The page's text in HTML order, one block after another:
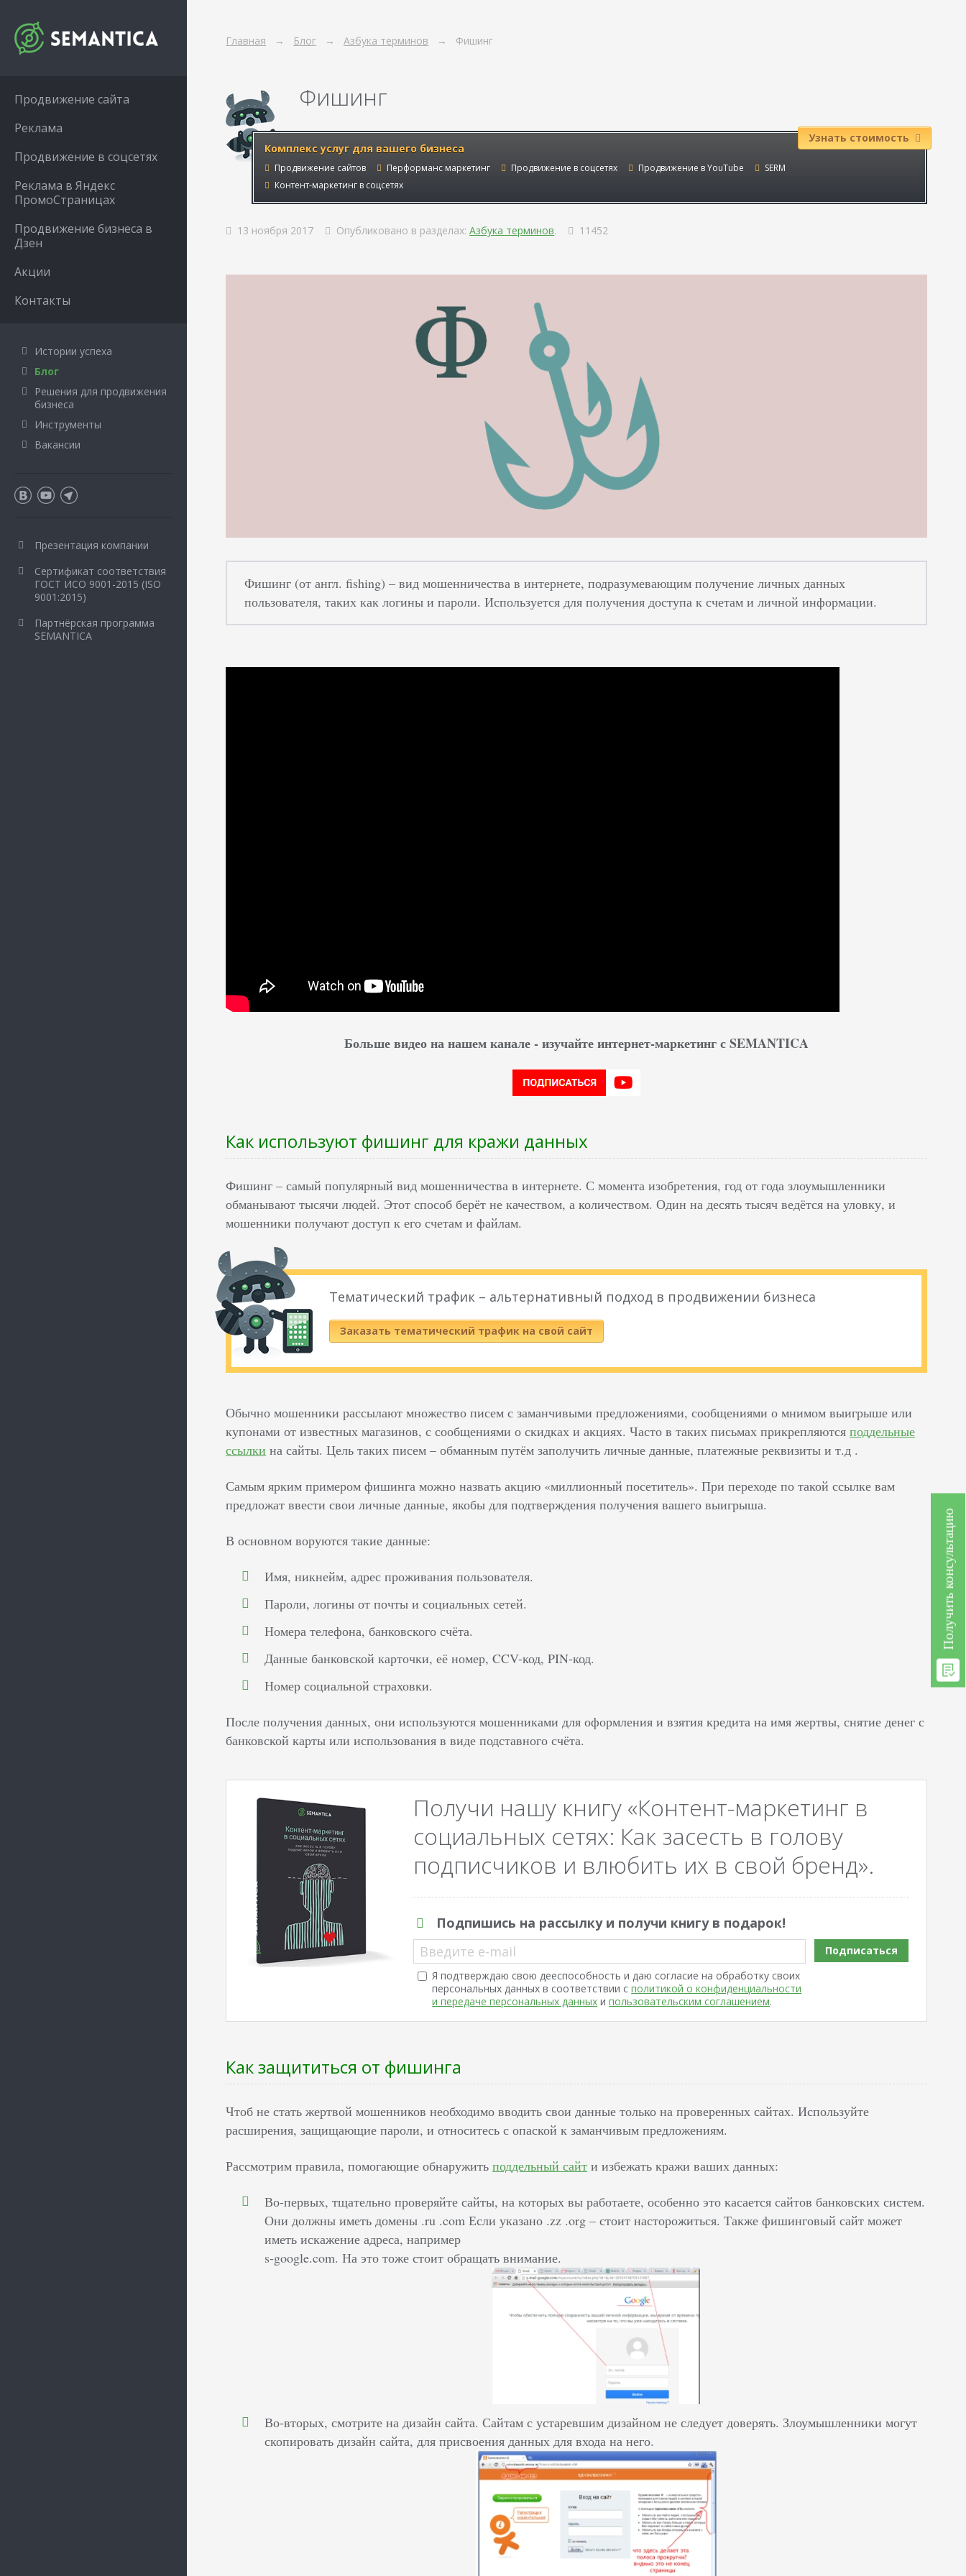
Главная Блог Азбука терминов Фишинг
Фишинг
Комплекс услуг для вашего бизнеса
Продвижение сайтов Перформанс маркетинг Продвижение в соцсетях Продвижение в YouTube
SERM
Контент-маркетинг в соцсетях
Узнать стоимость
13 ноября 2017 Опубликовано в разделах: Азбука терминов. 11452
Фишинг (от англ. fishing) – вид мошенничества в интернете, подразумевающим получение личных данных
пользователя, таких как логины и пароли. Используется для получения доступа к счетам и личной информации.
Больше видео на нашем канале - изучайте интернет-маркетинг с SEMANTICA
Как используют фишинг для кражи данных
Фишинг – самый популярный вид мошенничества в интернете. С момента изобретения, год от года злоумышленники
обманывают тысячи людей. Этот способ берёт не качеством, а количеством. Один на десять тысяч ведётся на уловку, и
мошенники получают доступ к его счетам и файлам.
Тематический трафик – альтернативный подход в продвижении бизнеса
Заказать тематический трафик на свой сайт
Обычно мошенники рассылают множество писем с заманчивыми предложениями, сообщениями о мнимом выигрыше или
купонами от известных магазинов, с сообщениями о скидках и акциях. Часто в таких письмах прикрепляютсяподдельные
ссылки на сайты. Цель таких писем – обманным путём заполучить личные данные, платежные реквизиты и т.д .
Самым ярким примером фишинга можно назвать акцию «миллионный посетитель». При переходе по такой ссылке вам
предложат ввести свои личные данные, якобы для подтверждения получения вашего выигрыша.
В основном воруются такие данные:
Имя, никнейм, адрес проживания пользователя.
Пароли, логины от почты и социальных сетей.
Номера телефона, банковского счёта.
Данные банковской карточки, её номер, CCV-код, PIN-код.
Номер социальной страховки.
После получения данных, они используются мошенниками для оформления и взятия кредита на имя жертвы, снятие денег с
банковской карты или использования в виде подставного счёта.
Получи нашу книгу «Контент-маркетинг в
социальных сетях: Как засесть в голову
подписчиков и влюбить их в свой бренд».
Подпишись на рассылку и получи книгу в подарок!
Введите e-mail
Я подтверждаю свою дееспособность и даю согласие на обработку своих
персональных данных в соответствии сполитикой о конфиденциальности
и передаче персональных данных ипользовательским соглашением.
Подписаться
Как защититься от фишинга
Чтоб не стать жертвой мошенников необходимо вводить свои данные только на проверенных сайтах. Используйте
расширения, защищающие пароли, и относитесь с опаской к заманчивым предложениям.
Рассмотрим правила, помогающие обнаружитьподдельный сайт и избежать кражи ваших данных:
Во-первых, тщательно проверяйте сайты, на которых вы работаете, особенно это касается сайтов банковских систем.
Они должны иметь домены .ru .com Если указано .zz .org – стоит насторожиться. Также фишинговый сайт может
иметь искажение адреса, например
s-google.com. На это тоже стоит обращать внимание.
Во-вторых, смотрите на дизайн сайта. Сайтам с устаревшим дизайном не следует доверять. Злоумышленники могут
скопировать дизайн сайта, для присвоения данных для входа на него.
Продвижение сайта
Реклама
Продвижение в соцсетях
Реклама в Яндекс
ПромоСтраницах
Продвижение бизнеса в
Дзен
Акции
Контакты
Истории успеха
Блог
Решения для продвижения
бизнеса
Инструменты
Вакансии
Презентация компании
Сертификат соответствия
ГОСТ ИСО 9001-2015 (ISO
9001:2015)
Партнёрская программа
SEMANTICA
Получить консультацию